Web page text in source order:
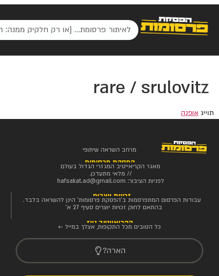
rare / srulovitz
תוייג אופנה
מרחב השראה שיתופי
הפסקת פרסומות
מאגר הקריאייטיב המגזרי הגדול בעולם
// מלאי מתעדכן.
לפניות הציבור: hafsakat.ad@gmail.com
זכויות יוצרים
עבודות הפרסום המתפרסמות ב'הפסקת פרסומות' הינן להשראה בלבד.
בהתאם לחוק זכויות יוצרים סעיף 27 א'
הקריאייטיב ניוז
כל הטובים מכל התקופות, אצלך במייל ←
הארה?